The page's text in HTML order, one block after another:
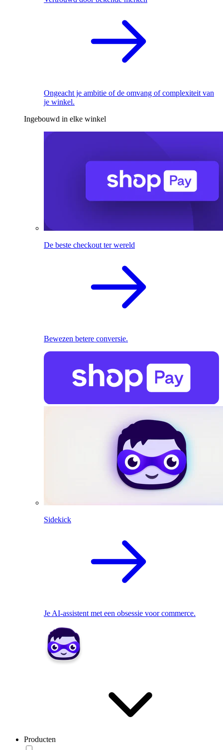
Ongeacht je ambitie of de omvang of complexiteit van
je winkel.
Ingebouwd in elke winkel
De beste checkout ter wereld
Bewezen betere conversie.
Sidekick
Je AI-assistent met een obsessie voor commerce.
Producten